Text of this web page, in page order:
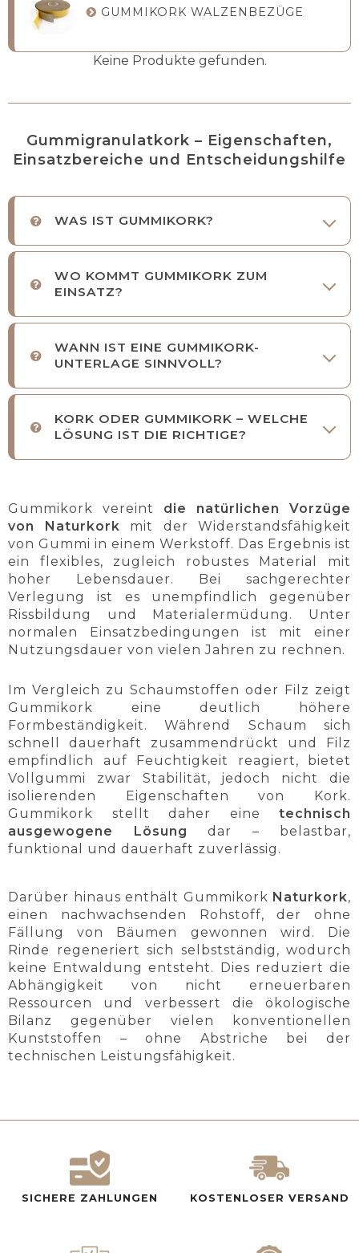
GUMMIKORK WALZENBEZÜGE
Keine Produkte gefunden.
Gummigranulatkork – Eigenschaften,
Einsatzbereiche und Entscheidungshilfe
WAS IST GUMMIKORK?
WO KOMMT GUMMIKORK ZUM
EINSATZ?
WANN IST EINE GUMMIKORK-
UNTERLAGE SINNVOLL?
KORK ODER GUMMIKORK – WELCHE
LÖSUNG IST DIE RICHTIGE?
Gummikork vereint die natürlichen Vorzüge
von Naturkork mit der Widerstandsfähigkeit
von Gummi in einem Werkstoff. Das Ergebnis ist
ein flexibles, zugleich robustes Material mit
hoher Lebensdauer. Bei sachgerechter
Verlegung ist es unempfindlich gegenüber
Rissbildung und Materialermüdung. Unter
normalen Einsatzbedingungen ist mit einer
Nutzungsdauer von vielen Jahren zu rechnen.
Im Vergleich zu Schaumstoffen oder Filz zeigt
Gummikork eine deutlich höhere
Formbeständigkeit. Während Schaum sich
schnell dauerhaft zusammendrückt und Filz
empfindlich auf Feuchtigkeit reagiert, bietet
Vollgummi zwar Stabilität, jedoch nicht die
isolierenden Eigenschaften von Kork.
Gummikork stellt daher eine technisch
ausgewogene Lösung dar – belastbar,
funktional und dauerhaft zuverlässig.
Darüber hinaus enthält Gummikork Naturkork,
einen nachwachsenden Rohstoff, der ohne
Fällung von Bäumen gewonnen wird. Die
Rinde regeneriert sich selbstständig, wodurch
keine Entwaldung entsteht. Dies reduziert die
Abhängigkeit von nicht erneuerbaren
Ressourcen und verbessert die ökologische
Bilanz gegenüber vielen konventionellen
Kunststoffen – ohne Abstriche bei der
technischen Leistungsfähigkeit.
SICHERE ZAHLUNGEN KOSTENLOSER VERSAND